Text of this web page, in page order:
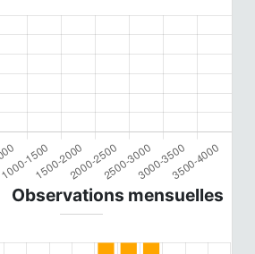
Observations mensuelles